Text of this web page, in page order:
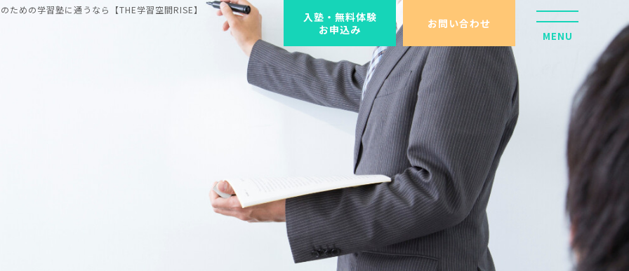
めの学習塾に通うなら【THE学習空間RISE】
入塾・無料体験
お申込み
お問い合わせ
MENU